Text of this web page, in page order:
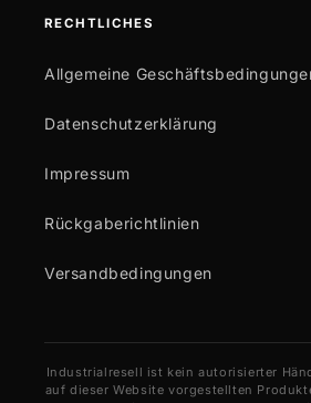
RECHTLICHES
Allgemeine
Datenschutzerklärung
Impressum
Rückgaberichtlinien
Versandbedingungen
Industrialresell ist kein autorisierter
auf dieser Website vorgestellten